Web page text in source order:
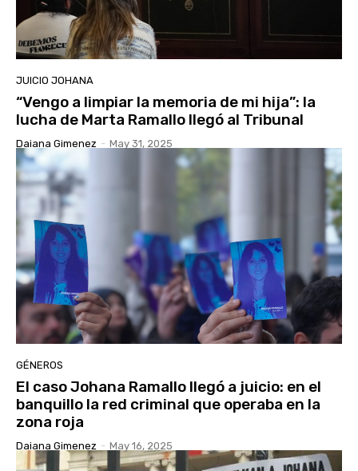
JUICIO JOHANA
“Vengo a limpiar la memoria de mi hija”: la
lucha de Marta Ramallo llegó al Tribunal
Daiana Gimenez - May 31, 2025
GÉNEROS
El caso Johana Ramallo llegó a juicio: en el
banquillo la red criminal que operaba en la
zona roja
Daiana Gimenez - May 16, 2025